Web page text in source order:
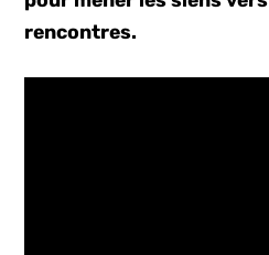
rencontres.